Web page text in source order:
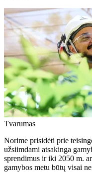
Tvarumas
Norime prisidėti prie
užsiimdami atsakinga
sprendimus ir iki 2050 m.
gamybos metu būtų visai